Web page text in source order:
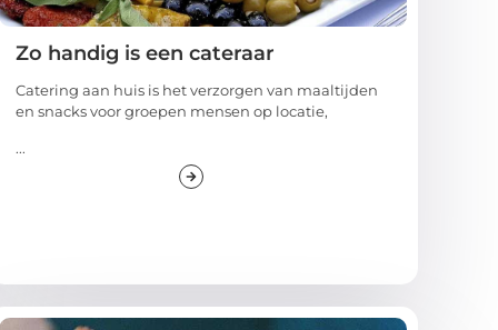
Zo handig is een cateraar
Catering aan huis is het verzorgen van maaltijden
en snacks voor groepen mensen op locatie,
...